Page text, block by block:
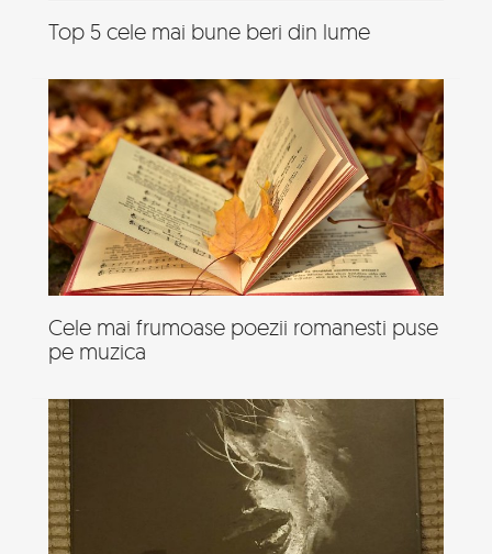
Top 5 cele mai bune beri din lume
Cele mai frumoase poezii romanesti puse
pe muzica